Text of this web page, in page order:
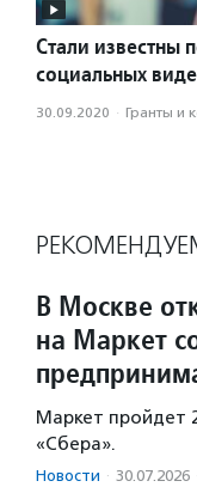
Стали известны
социальных
30.09.2020 · Гранты и
В Москве
на Маркет
Маркет пройдет
«Сбера».
Новости · 30.07.2026